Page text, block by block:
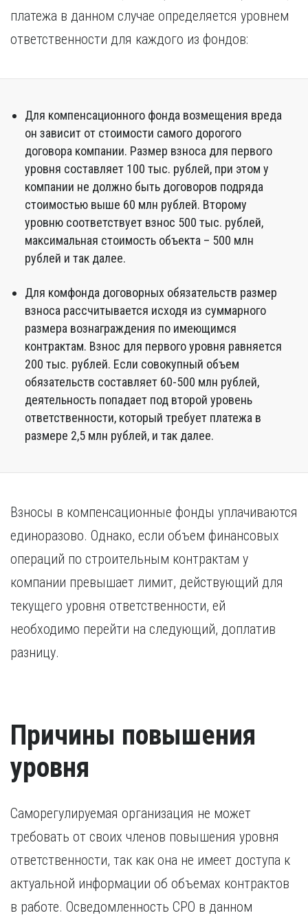
платежа в данном случае определяется уровнем
ответственности для каждого из фондов:
Для компенсационного фонда возмещения вреда
он зависит от стоимости самого дорогого
договора компании. Размер взноса для первого
уровня составляет 100 тыс. рублей, при этом у
компании не должно быть договоров подряда
стоимостью выше 60 млн рублей. Второму
уровню соответствует взнос 500 тыс. рублей,
максимальная стоимость объекта – 500 млн
рублей и так далее.
Для комфонда договорных обязательств размер
взноса рассчитывается исходя из суммарного
размера вознаграждения по имеющимся
контрактам. Взнос для первого уровня равняется
200 тыс. рублей. Если совокупный объем
обязательств составляет 60-500 млн рублей,
деятельность попадает под второй уровень
ответственности, который требует платежа в
размере 2,5 млн рублей, и так далее.
Взносы в компенсационные фонды уплачиваются
единоразово. Однако, если объем финансовых
операций по строительным контрактам у
компании превышает лимит, действующий для
текущего уровня ответственности, ей
необходимо перейти на следующий, доплатив
разницу.
Причины повышения
уровня
Саморегулируемая организация не может
требовать от своих членов повышения уровня
ответственности, так как она не имеет доступа к
актуальной информации об объемах контрактов
в работе. Осведомленность СРО в данном